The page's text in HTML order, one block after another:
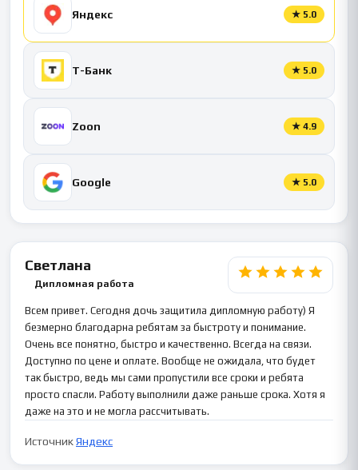
Яндекс ★ 5.0
Т-Банк ★ 5.0
Zoon ★ 4.9
Google ★ 5.0
Светлана
Дипломная работа
Всем привет. Сегодня дочь защитила дипломную работу) Я
безмерно благодарна ребятам за быстроту и понимание.
Очень все понятно, быстро и качественно. Всегда на связи.
Доступно по цене и оплате. Вообще не ожидала, что будет
так быстро, ведь мы сами пропустили все сроки и ребята
просто спасли. Работу выполнили даже раньше срока. Хотя я
даже на это и не могла рассчитывать.
ИсточникЯндекс